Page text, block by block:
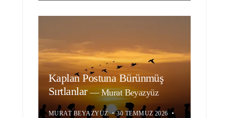
Kaplan Postuna Bürünmüş
Sırtlanlar—Murat Beyazyüz
MURAT BEYAZYÜZ • 30 TEMMUZ 2026 •